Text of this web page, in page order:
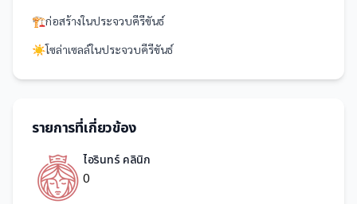
🏗️ก่อสร้างในประจวบคีรีขันธ์
☀️โซล่าเซลล์ในประจวบคีรีขันธ์
รายการที่เกี่ยวข้อง
ไอรินทร์ คลินิก
0